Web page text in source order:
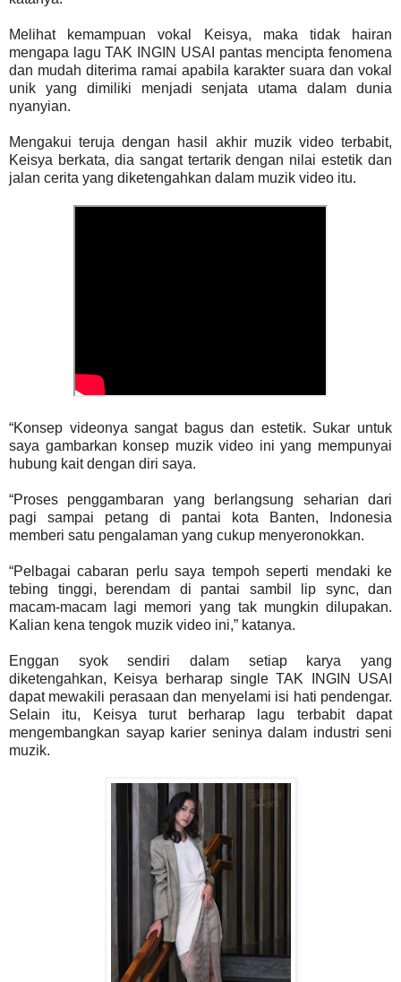
Melihat kemampuan vokal Keisya, maka tidak hairan
mengapa lagu TAK INGIN USAI pantas mencipta fenomena
dan mudah diterima ramai apabila karakter suara dan vokal
unik yang dimiliki menjadi senjata utama dalam dunia
nyanyian.
Mengakui teruja dengan hasil akhir muzik video terbabit,
Keisya berkata, dia sangat tertarik dengan nilai estetik dan
jalan cerita yang diketengahkan dalam muzik video itu.
“Konsep videonya sangat bagus dan estetik. Sukar untuk
saya gambarkan konsep muzik video ini yang mempunyai
hubung kait dengan diri saya.
“Proses penggambaran yang berlangsung seharian dari
pagi sampai petang di pantai kota Banten, Indonesia
memberi satu pengalaman yang cukup menyeronokkan.
“Pelbagai cabaran perlu saya tempoh seperti mendaki ke
tebing tinggi, berendam di pantai sambil lip sync, dan
macam-macam lagi memori yang tak mungkin dilupakan.
Kalian kena tengok muzik video ini,” katanya.
Enggan syok sendiri dalam setiap karya yang
diketengahkan, Keisya berharap single TAK INGIN USAI
dapat mewakili perasaan dan menyelami isi hati pendengar.
Selain itu, Keisya turut berharap lagu terbabit dapat
mengembangkan sayap karier seninya dalam industri seni
muzik.